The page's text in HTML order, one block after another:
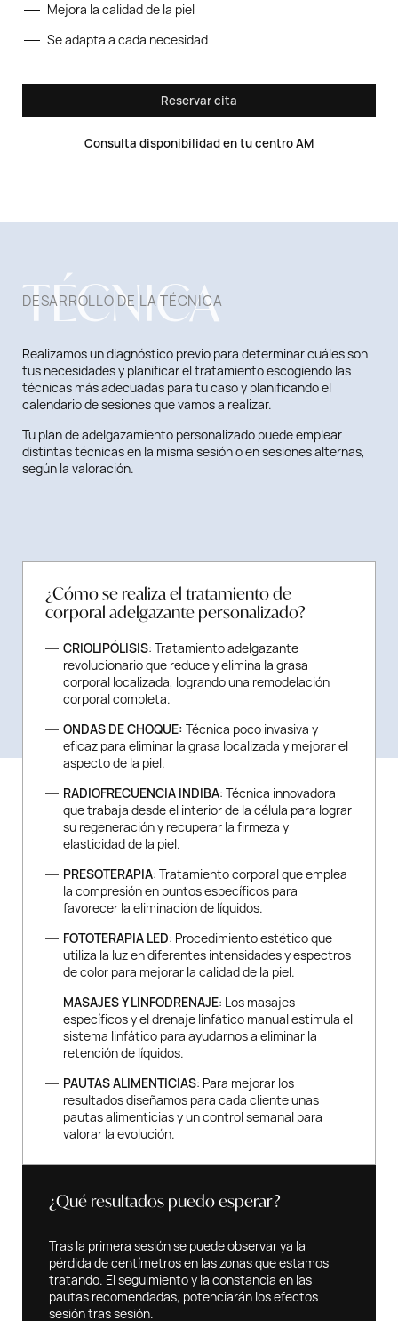
Mejora la calidad de la piel
Se adapta a cada necesidad
Reservar cita
Consulta disponibilidad en tu centro AM
TÉCNICA
DESARROLLO DE LA TÉCNICA
Realizamos un diagnóstico previo para determinar cuáles son
tus necesidades y planificar el tratamiento escogiendo las
técnicas más adecuadas para tu caso y planificando el
calendario de sesiones que vamos a realizar.
Tu plan de adelgazamiento personalizado puede emplear
distintas técnicas en la misma sesión o en sesiones alternas,
según la valoración.
¿Cómo se realiza el tratamiento de
corporal adelgazante personalizado?
CRIOLIPÓLISIS: Tratamiento adelgazante
revolucionario que reduce y elimina la grasa
corporal localizada, logrando una remodelación
corporal completa.
ONDAS DE CHOQUE: Técnica poco invasiva y
eficaz para eliminar la grasa localizada y mejorar el
aspecto de la piel.
RADIOFRECUENCIA INDIBA: Técnica innovadora
que trabaja desde el interior de la célula para lograr
su regeneración y recuperar la firmeza y
elasticidad de la piel.
PRESOTERAPIA: Tratamiento corporal que emplea
la compresión en puntos específicos para
favorecer la eliminación de líquidos.
FOTOTERAPIA LED: Procedimiento estético que
utiliza la luz en diferentes intensidades y espectros
de color para mejorar la calidad de la piel.
MASAJES Y LINFODRENAJE: Los masajes
específicos y el drenaje linfático manual estimula el
sistema linfático para ayudarnos a eliminar la
retención de líquidos.
PAUTAS ALIMENTICIAS: Para mejorar los
resultados diseñamos para cada cliente unas
pautas alimenticias y un control semanal para
valorar la evolución.
¿Qué resultados puedo esperar?
Tras la primera sesión se puede observar ya la
pérdida de centímetros en las zonas que estamos
tratando. El seguimiento y la constancia en las
pautas recomendadas, potenciarán los efectos
sesión tras sesión.